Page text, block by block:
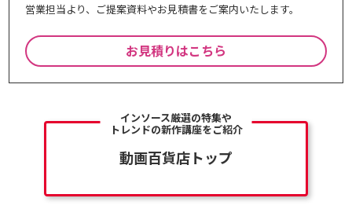
営業担当より、ご提案資料やお⾒積書をご案内いたします。
お見積りはこちら
インソース厳選の特集や
トレンドの新作講座をご紹介
動画百貨店トップ